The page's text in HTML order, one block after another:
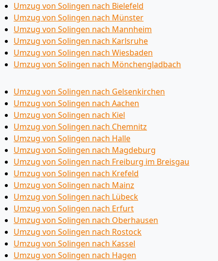
Umzug von Solingen nach Bielefeld
Umzug von Solingen nach Münster
Umzug von Solingen nach Mannheim
Umzug von Solingen nach Karlsruhe
Umzug von Solingen nach Wiesbaden
Umzug von Solingen nach Mönchen­gladbach
Umzug von Solingen nach Gelsenkirchen
Umzug von Solingen nach Aachen
Umzug von Solingen nach Kiel
Umzug von Solingen nach Chemnitz
Umzug von Solingen nach Halle
Umzug von Solingen nach Magdeburg
Umzug von Solingen nach Freiburg im Breisgau
Umzug von Solingen nach Krefeld
Umzug von Solingen nach Mainz
Umzug von Solingen nach Lübeck
Umzug von Solingen nach Erfurt
Umzug von Solingen nach Oberhausen
Umzug von Solingen nach Rostock
Umzug von Solingen nach Kassel
Umzug von Solingen nach Hagen